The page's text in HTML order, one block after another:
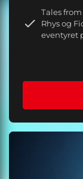
Tales
Rhys og
eventyret